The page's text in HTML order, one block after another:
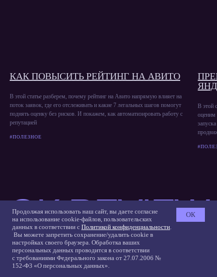
КАК ПОВЫСИТЬ РЕЙТИНГ НА АВИТО
В этой статье разберем, почему рейтинг на Авито напрямую влияет на
поток заявок, где его отслеживать и какие 7 легальных шагов помогут
поднять оценку без рисков. И покажем, как автоматизировать работу с
репутацией
#ПОЛЕЗНОЕ
В этой
оценим
Продолжая использовать наш сайт, вы даете согласие
на использование cookie-файлов, пользовательских
данных в соответствии с Политикой конфиденциальности.
Вы можете запретить сохранение/удалить cookie в
настройках своего браузера. Обработка ваших
персональных данных проводится в соответствии
с требованиями Федерального закона от 27.07.2006 №
152-Ф3 «О персональных данных».
ОК